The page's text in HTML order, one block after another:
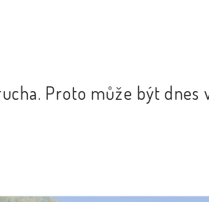
Proto může být